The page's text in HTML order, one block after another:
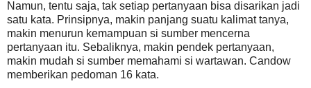
Namun, tentu saja, tak setiap pertanyaan bisa disarikan jadi
satu kata. Prinsipnya, makin panjang suatu kalimat tanya,
makin menurun kemampuan si sumber mencerna
pertanyaan itu. Sebaliknya, makin pendek pertanyaan,
makin mudah si sumber memahami si wartawan. Candow
memberikan pedoman 16 kata.